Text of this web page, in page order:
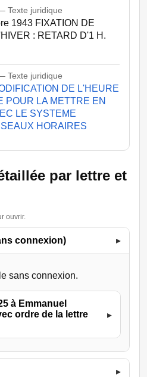
Texte juridique
1943 FIXATION DE
: RETARD D'1 H.
Texte juridique
DE L'HEURE
POUR LA METTRE EN
LE SYSTEME
HORAIRES
par lettre et
ouvrir.
connexion) ▸
sans connexion.
à Emmanuel
ordre de la lettre
▸
▸